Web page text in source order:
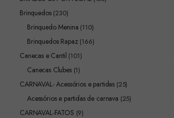
Brinquedos (230)
Brinquedo Menina (110)
Brinquedos Rapaz (166)
Canecas e Cantil (101)
Canecas Clubes (1)
CARNAVAL- Acessórios e partidas (25)
Acessórios e partidas de carnava (25)
CARNAVAL-FATOS (9)